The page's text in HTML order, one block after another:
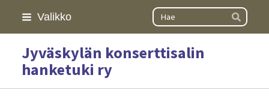
Siirry
Valikko Haku
Hae
Jyväskylän konserttisalin
hanketuki ry